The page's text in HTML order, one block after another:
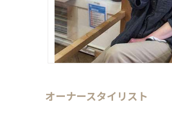
オーナースタイリスト